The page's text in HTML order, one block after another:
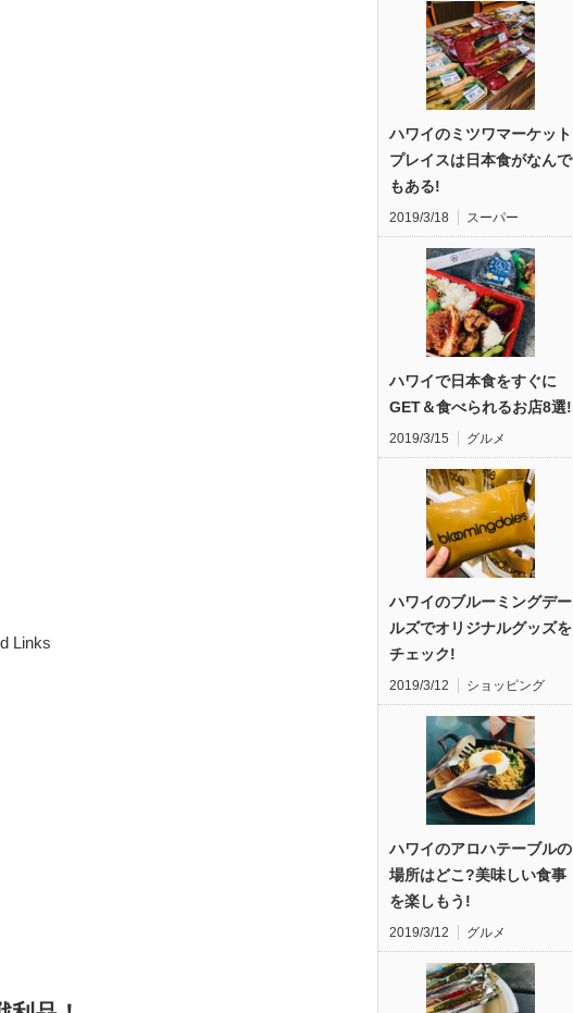
Links
ハワイのミツワマーケット
プレイスは日本食がなんで
もある!
2019/3/18 スーパー
ハワイで日本食をすぐに
GET＆食べられるお店8選!
2019/3/15 グルメ
ハワイのブルーミングデー
ルズでオリジナルグッズを
チェック!
2019/3/12 ショッピング
ハワイのアロハテーブルの
場所はどこ?美味しい食事
を楽しもう!
2019/3/12 グルメ